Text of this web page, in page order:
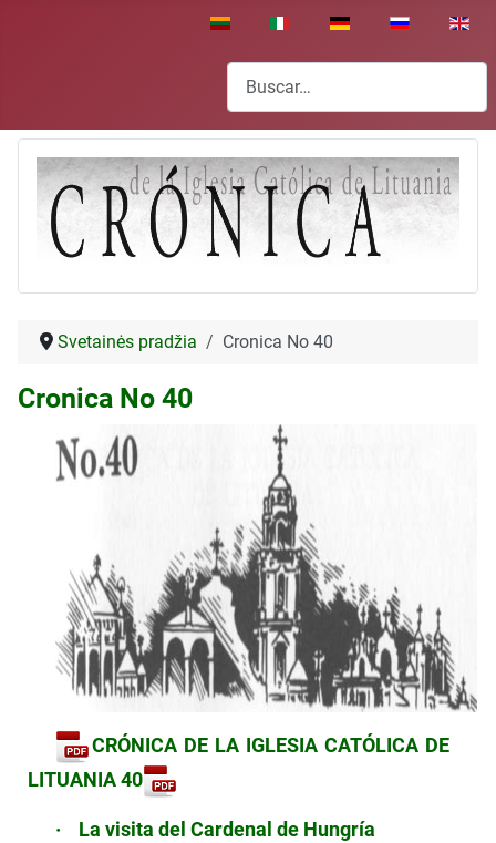
Seleccione su idioma
Buscar
Svetainės pradžia Cronica No 40
Cronica No 40
CRÓNICA DE LA IGLESIA CATÓLICA DE
LITUANIA 40
·
La visita del Cardenal de Hungría